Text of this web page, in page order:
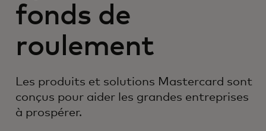
fonds de
roulement
Les produits et solutions Mastercard sont
conçus pour aider les grandes entreprises
à prospérer.